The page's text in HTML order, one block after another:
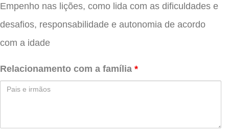
Empenho nas lições, como lida com as dificuldades e
desafios, responsabilidade e autonomia de acordo
com a idade
Relacionamento com a família *